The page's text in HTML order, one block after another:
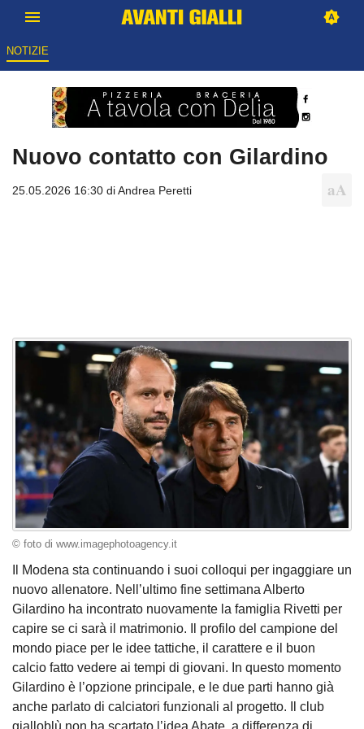
NOTIZIE
Nuovo contatto con Gilardino
25.05.2026 16:30 diAndrea Peretti
© foto di www.imagephotoagency.it
Il Modena sta continuando i suoi colloqui per ingaggiare un
nuovo allenatore. Nell’ultimo fine settimana Alberto
Gilardino ha incontrato nuovamente la famiglia Rivetti per
capire se ci sarà il matrimonio. Il profilo del campione del
mondo piace per le idee tattiche, il carattere e il buon
calcio fatto vedere ai tempi di giovani. In questo momento
Gilardino è l’opzione principale, e le due parti hanno già
anche parlato di calciatori funzionali al progetto. Il club
gialloblù non ha scartato l’idea Abate, a differenza di